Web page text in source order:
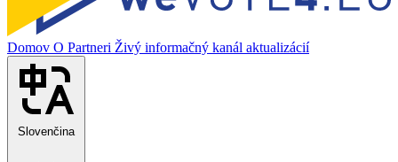
Domov O Partneri Živý informačný kanál aktualizácií
Slovenčina